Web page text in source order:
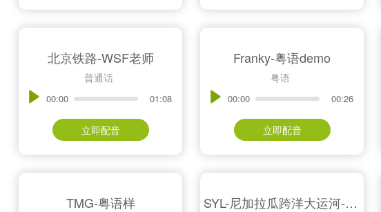
北京铁路-WSF老师
普通话
00:00 01:08
立即配音
Franky-粤语demo
粤语
00:00 00:26
立即配音
TMG-粤语样 SYL-尼加拉瓜跨洋大运河-粤语